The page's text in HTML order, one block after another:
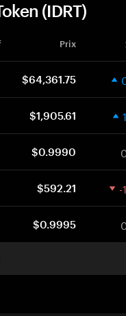
(IDRT)
Prix
$64,361.75
$1,905.61
$0.9990
$592.21 -
$0.9995